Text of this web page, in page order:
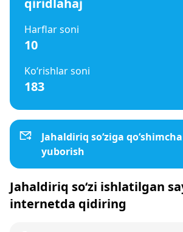
qiridlahaj
Harflar soni
10
Ko‘rishlar soni
183
Jahaldiriq so‘ziga
yuborish
Jahaldiriq so‘zi ishlatilgan
internetda qidiring